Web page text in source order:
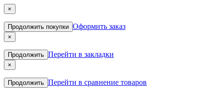
×
Продолжить покупки Оформить заказ
×
Продолжить Перейти в закладки
×
Продолжить Перейти в сравнение товаров